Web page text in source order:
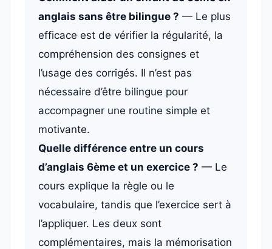
anglais sans être bilingue ? — Le plus
efficace est de vérifier la régularité, la
compréhension des consignes et
l’usage des corrigés. Il n’est pas
nécessaire d’être bilingue pour
accompagner une routine simple et
motivante.
Quelle différence entre un cours
d’anglais 6ème et un exercice ? — Le
cours explique la règle ou le
vocabulaire, tandis que l’exercice sert à
l’appliquer. Les deux sont
complémentaires, mais la mémorisation